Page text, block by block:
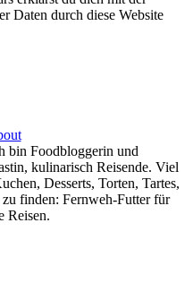
Daten durch diese Website
bin Foodbloggerin und
kulinarisch Reisende. Viel
Desserts, Torten, Tartes,
finden: Fernweh-Futter für
Reisen.